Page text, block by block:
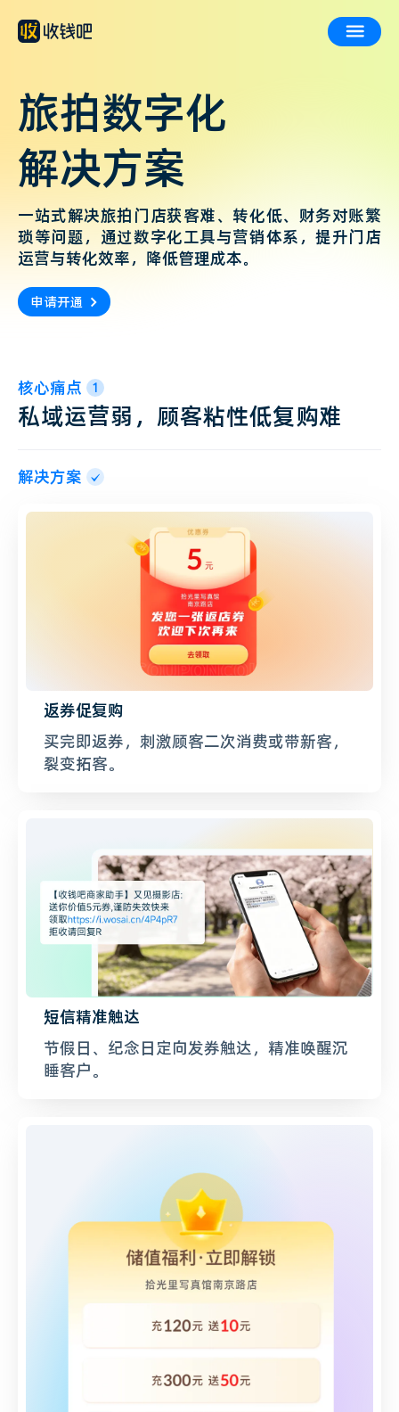
旅拍数字化
解决方案
一站式解决旅拍门店获客难、转化低、财务对账繁
琐等问题，通过数字化工具与营销体系，提升门店
运营与转化效率，降低管理成本。
申请开通
核心痛点 1
私域运营弱，顾客粘性低复购难
解决方案
返券促复购
买完即返券，刺激顾客二次消费或带新客，
裂变拓客。
短信精准触达
节假日、纪念日定向发券触达，精准唤醒沉
睡客户。